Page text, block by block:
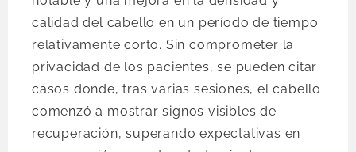
calidad del cabello en un período de tiempo
relativamente corto. Sin comprometer la
privacidad de los pacientes, se pueden citar
casos donde, tras varias sesiones, el cabello
comenzó a mostrar signos visibles de
recuperación, superando expectativas en